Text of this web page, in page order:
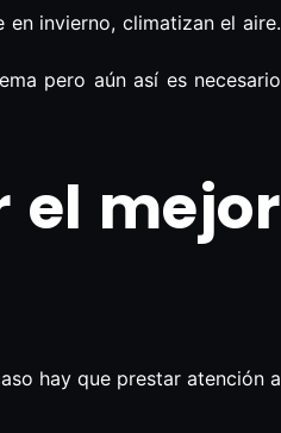
invierno, climatizan el aire.
pero aún así es necesario
el mejor
hay que prestar atención a